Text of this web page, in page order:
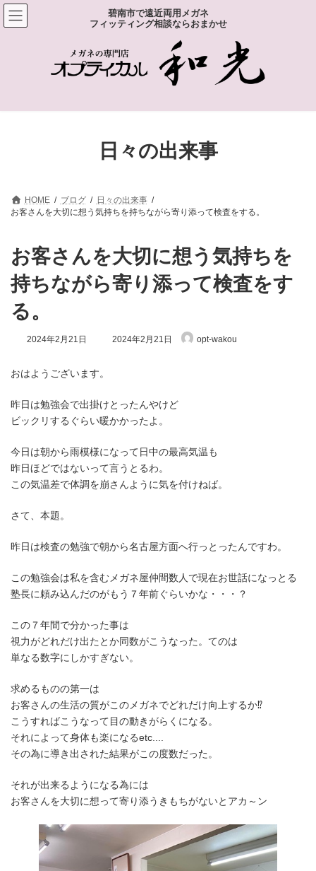
コ
ン
テ
ナ
ビ
ゲ
碧南市で遠近両用メガネ
フィッティング相談ならおまかせ
日々の出来事
HOME ブログ
日々の出来事
お客さんを大切に想う気持ちを持ちながら寄り添って検査をする。
お客さんを大切に想う気持ちを
持ちながら寄り添って検査をす
る。
2024年2月21日
最
:
2024年2月21日 opt-wakou
おはようございます。
昨日は勉強会で出掛けとったんやけど
ビックリするぐらい暖かかったよ。
今日は朝から雨模様になって日中の最高気温も
昨日ほどではないって言うとるわ。
この気温差で体調を崩さんように気を付けねば。
さて、本題。
昨日は検査の勉強で朝から名古屋方面へ行っとったんですわ。
この勉強会は私を含むメガネ屋仲間数人で現在お世話になっとる
塾長に頼み込んだのがもう７年前ぐらいかな・・・？
この７年間で分かった事は
視力がどれだけ出たとか同数がこうなった。てのは
単なる数字にしかすぎない。
求めるものの第一は
お客さんの生活の質がこのメガネでどれだけ向上するか⁉
こうすればこうなって目の動きがらくになる。
それによって身体も楽になるetc....
その為に導き出された結果がこの度数だった。
それが出来るようになる為には
お客さんを大切に想って寄り添うきもちがないとアカ～ン